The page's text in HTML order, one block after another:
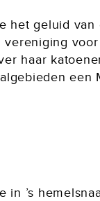
het geluid van
haar
een
in ’s